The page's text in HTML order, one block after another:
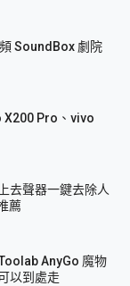
SoundBox 劇院
X200 Pro、vivo
去聲器一鍵去除人
薦
AnyGo 魔物
以到處走